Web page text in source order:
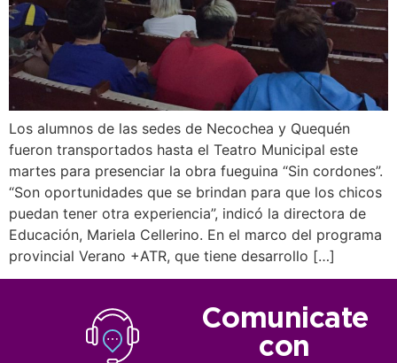
Los alumnos de las sedes de Necochea y Quequén
fueron transportados hasta el Teatro Municipal este
martes para presenciar la obra fueguina “Sin cordones”.
“Son oportunidades que se brindan para que los chicos
puedan tener otra experiencia”, indicó la directora de
Educación, Mariela Cellerino. En el marco del programa
provincial Verano +ATR, que tiene desarrollo […]
Comunicate
con